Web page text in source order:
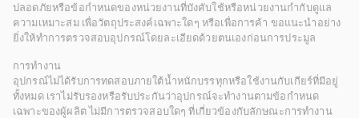
ปลอดภัยหรือข้อกำหนดของหน่วยงานที่บังคับใช้หรือหน่วยงานกำกับดูแล
ความเหมาะสม เพื่อวัตถุประสงค์เฉพาะใดๆ หรือเพื่อการค้า ขอแนะนำอย่าง
ยิ่งให้ทำการตรวจสอบอุปกรณ์โดยละเอียดด้วยตนเองก่อนการประมูล
การทำงาน
อุปกรณ์ไม่ได้รับการทดสอบภายใต้น้ำหนักบรรทุกหรือใช้งานกับเกียร์ที่มีอยู่
ทั้งหมด เราไม่รับรองหรือรับประกันว่าอุปกรณ์จะทำงานตามข้อกำหนด
เฉพาะของผู้ผลิต ไม่มีการตรวจสอบใดๆ ที่เกี่ยวข้องกับลักษณะการทำงาน